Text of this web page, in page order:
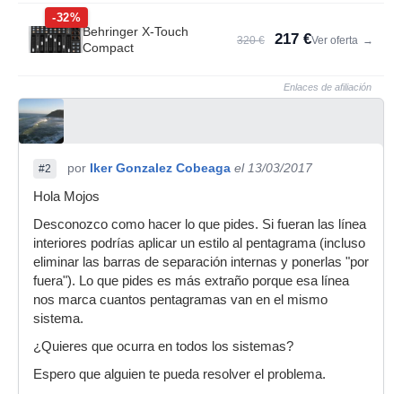
-32%
Behringer X-Touch
Compact
320 € 217 €Ver oferta →
Enlaces de afiliación
#2 por Iker Gonzalez Cobeaga el 13/03/2017
Hola Mojos
Desconozco como hacer lo que pides. Si fueran las línea
interiores podrías aplicar un estilo al pentagrama (incluso
eliminar las barras de separación internas y ponerlas "por
fuera"). Lo que pides es más extraño porque esa línea
nos marca cuantos pentagramas van en el mismo
sistema.
¿Quieres que ocurra en todos los sistemas?
Espero que alguien te pueda resolver el problema.